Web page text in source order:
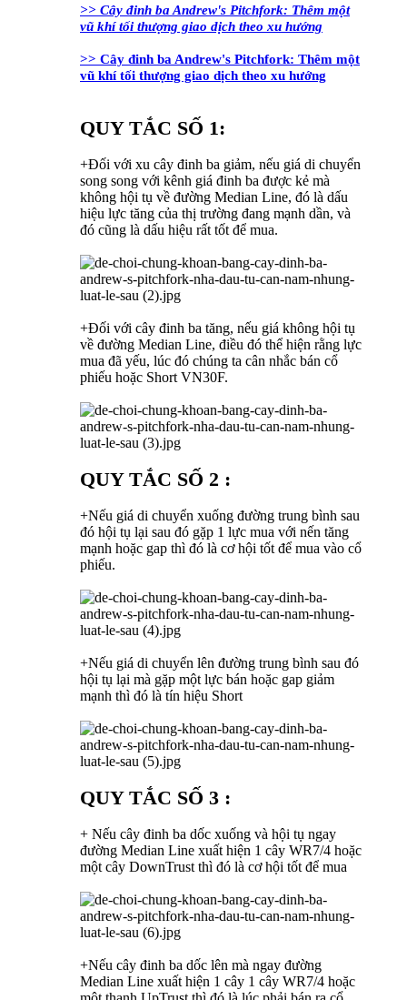
>> Cây đinh ba Andrew's Pitchfork: Thêm một
vũ khí tối thượng giao dịch theo xu hướng
>> Cây đinh ba Andrew's Pitchfork: Thêm một
vũ khí tối thượng giao dịch theo xu hướng
QUY TẮC SỐ 1:
+Đối với xu cây đinh ba giảm, nếu giá di chuyển
song song với kênh giá đinh ba được kẻ mà
không hội tụ về đường Median Line, đó là dấu
hiệu lực tăng của thị trường đang mạnh dần, và
đó cũng là dấu hiệu rất tốt để mua.
+Đối với cây đinh ba tăng, nếu giá không hội tụ
về đường Median Line, điều đó thể hiện rằng lực
mua đã yếu, lúc đó chúng ta cân nhắc bán cổ
phiếu hoặc Short VN30F.
QUY TẮC SỐ 2 :
+Nếu giá di chuyển xuống đường trung bình sau
đó hội tụ lại sau đó gặp 1 lực mua với nến tăng
mạnh hoặc gap thì đó là cơ hội tốt để mua vào cổ
phiếu.
+Nếu giá di chuyển lên đường trung bình sau đó
hội tụ lại mà gặp một lực bán hoặc gap giảm
mạnh thì đó là tín hiệu Short
QUY TẮC SỐ 3 :
+ Nếu cây đinh ba dốc xuống và hội tụ ngay
đường Median Line xuất hiện 1 cây WR7/4 hoặc
một cây DownTrust thì đó là cơ hội tốt để mua
+Nếu cây đinh ba dốc lên mà ngay đường
Median Line xuất hiện 1 cây 1 cây WR7/4 hoặc